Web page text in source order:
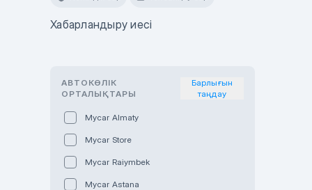
Хабарландыру иесі
АВТОКӨЛІК
ОРТАЛЫҚТАРЫ
Барлығын
таңдау
Mycar Almaty
Mycar Store
Mycar Raiymbek
Mycar Astana